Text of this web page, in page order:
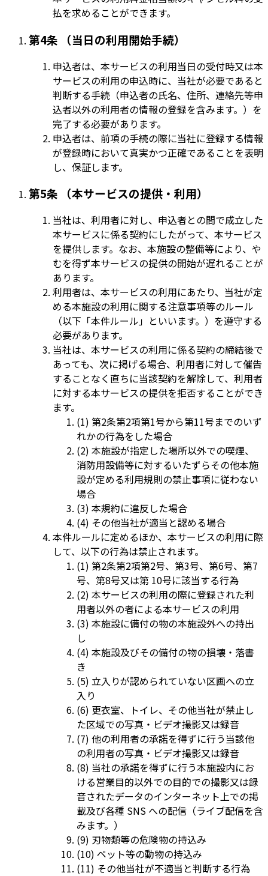
払を求めることができます。
第4条 （当日の利用開始手続）
申込者は、本サービスの利用当日の受付時又は本
サービスの利用の申込時に、当社が必要であると
判断する手続（申込者の氏名、住所、連絡先等申
込者以外の利用者の情報の登録を含みます。）を
完了する必要があります。
申込者は、前項の手続の際に当社に登録する情報
が登録時において真実かつ正確であることを表明
し、保証します。
第5条 （本サービスの提供・利用）
当社は、利用者に対し、申込者との間で成立した
本サービスに係る契約にしたがって、本サービス
を提供します。なお、本施設の整備等により、や
むを得ず本サービスの提供の開始が遅れることが
あります。
利用者は、本サービスの利用にあたり、当社が定
める本施設の利用に関する注意事項等のルール
（以下「本件ルール」といいます。）を遵守する
必要があります。
当社は、本サービスの利用に係る契約の締結後で
あっても、次に掲げる場合、利用者に対して催告
することなく直ちに当該契約を解除して、利用者
に対する本サービスの提供を拒否することができ
ます。
(1) 第2条第2項第1号から第11号までのいず
れかの行為をした場合
(2) 本施設が指定した場所以外での喫煙、
消防用設備等に対するいたずらその他本施
設が定める利用規則の禁止事項に従わない
場合
(3) 本規約に違反した場合
(4) その他当社が適当と認める場合
本件ルールに定めるほか、本サービスの利用に際
して、以下の行為は禁止されます。
(1) 第2条第2項第2号、第3号、第6号、第7
号、第8号又は第 10号に該当する行為
(2) 本サービスの利用の際に登録された利
用者以外の者による本サービスの利用
(3) 本施設に備付の物の本施設外への持出
し
(4) 本施設及びその備付の物の損壊・落書
き
(5) 立入りが認められていない区画への立
入り
(6) 更衣室、トイレ、その他当社が禁止し
た区域での写真・ビデオ撮影又は録音
(7) 他の利用者の承諾を得ずに行う当該他
の利用者の写真・ビデオ撮影又は録音
(8) 当社の承諾を得ずに行う本施設内にお
ける営業目的以外での目的での撮影又は録
音されたデータのインターネット上での掲
載及び各種 SNS への配信（ライブ配信を含
みます。）
(9) 刃物類等の危険物の持込み
(10) ペット等の動物の持込み
(11) その他当社が不適当と判断する行為